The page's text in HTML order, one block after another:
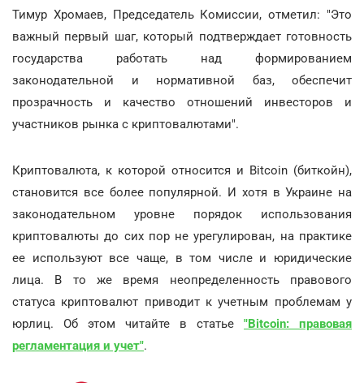
Тимур Хромаев, Председатель Комиссии, отметил: "Это
важный первый шаг, который подтверждает готовность
государства работать над формированием
законодательной и нормативной баз, обеспечит
прозрачность и качество отношений инвесторов и
участников рынка с криптовалютами".
Криптовалюта, к которой относится и Bitcoin (биткойн),
становится все более популярной. И хотя в Украине на
законодательном уровне порядок использования
криптовалюты до сих пор не урегулирован, на практике
ее используют все чаще, в том числе и юридические
лица. В то же время неопределенность правового
статуса криптовалют приводит к учетным проблемам у
юрлиц. Об этом читайте в статье "Bitcoin: правовая
регламентация и учет".